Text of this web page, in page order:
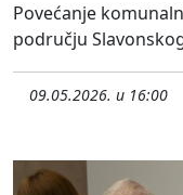
Povećanje
području
09.05.2026. u 16:00